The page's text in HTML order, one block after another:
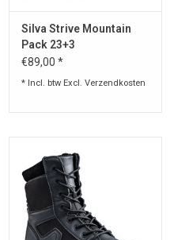
Silva Strive Mountain
Pack 23+3
€89,00 *
* Incl. btw Excl. Verzendkosten